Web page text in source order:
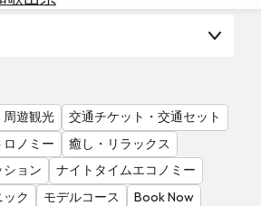
周遊観光
交通チケット・交通セット
ロノミー
癒し・リラックス
ション
ナイトタイムエコノミー
ク モデルコース Book Now